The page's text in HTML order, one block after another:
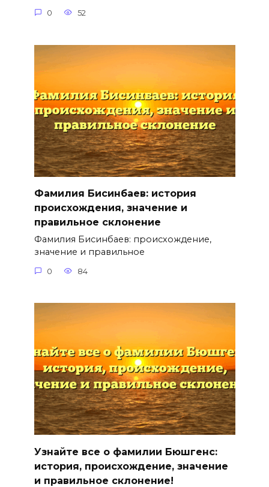
0 52
Фамилия Бисинбаев: история
происхождения, значение и
правильное склонение
Фамилия Бисинбаев: происхождение,
значение и правильное
0 84
Узнайте все о фамилии Бюшгенс:
история, происхождение, значение
и правильное склонение!